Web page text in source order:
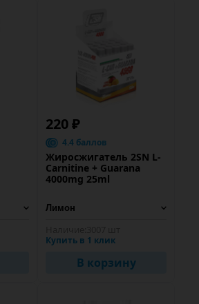
220 ₽
4.4 баллов
Жиросжигатель 2SN L-
Carnitine + Guarana
4000mg 25ml
Купить в 1 клик
В корзину